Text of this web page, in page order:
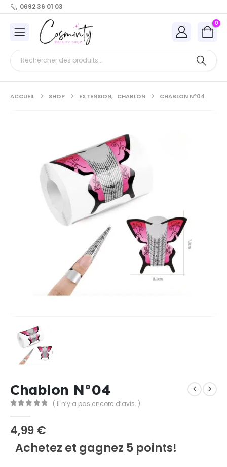
0692 36 01 03
0
ACCUEIL SHOP EXTENSION, CHABLON CHABLON N°04
Chablon N°04
( Il n’y a pas encore d’avis. )
4,99€
Achetez et gagnez 5 points!